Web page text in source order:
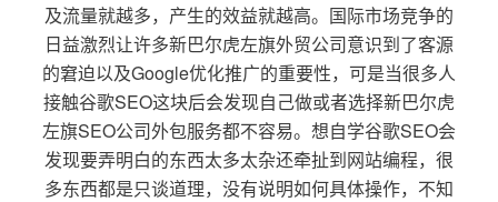
及流量就越多，产生的效益就越高。国际市场竞争的
日益激烈让许多新巴尔虎左旗外贸公司意识到了客源
的窘迫以及Google优化推广的重要性，可是当很多人
接触谷歌SEO这块后会发现自己做或者选择新巴尔虎
左旗SEO公司外包服务都不容易。想自学谷歌SEO会
发现要弄明白的东西太多太杂还牵扯到网站编程，很
多东西都是只谈道理，没有说明如何具体操作，不知